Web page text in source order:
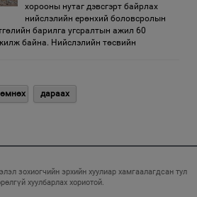
хорооны нутаг дэвсгэрт байрлах
нийслэлийн ерөнхий боловсролын
барилга угсралтын ажил 60
байна. Нийслэлийн төсвийн
өмнөх дараах
зохиогчийн эрхийн хуулиар хамгаалагдсан тул
хуулбарлах хориотой.